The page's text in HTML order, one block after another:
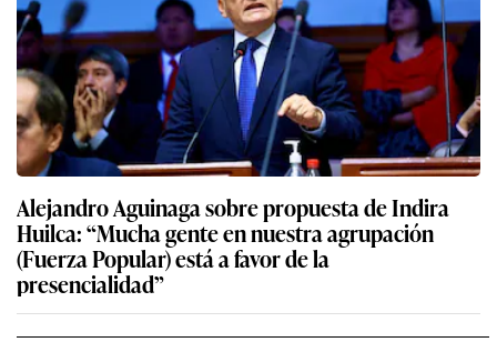
Alejandro Aguinaga sobre propuesta de Indira
Huilca: “Mucha gente en nuestra agrupación
(Fuerza Popular) está a favor de la
presencialidad”